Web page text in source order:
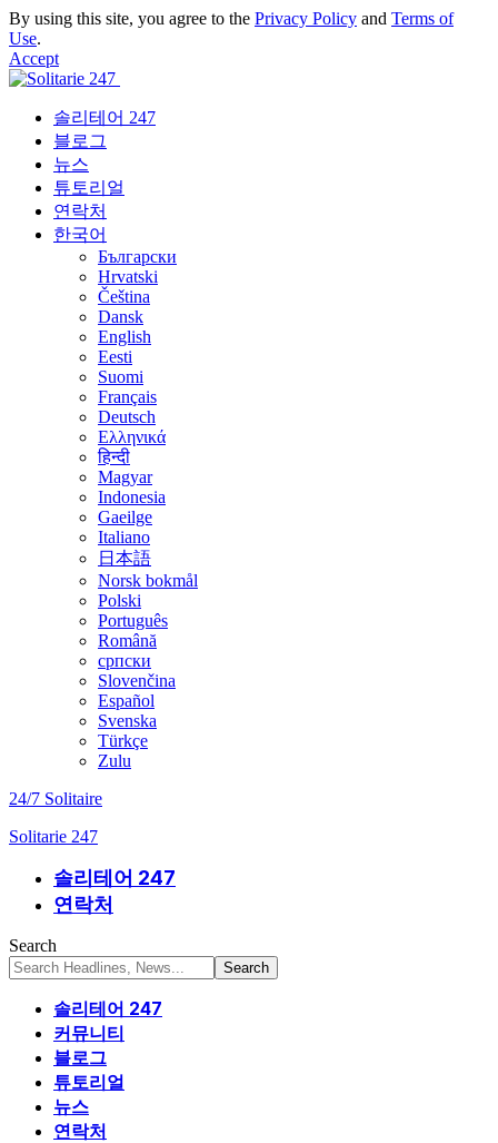
By using this site, you agree to the Privacy Policy and Terms of
Use.
Accept
솔리테어 247
블로그
뉴스
튜토리얼
연락처
한국어
Български
Hrvatski
Čeština
Dansk
English
Eesti
Suomi
Français
Deutsch
Ελληνικά
हिन्दी
Magyar
Indonesia
Gaeilge
Italiano
日本語
Norsk bokmål
Polski
Português
Română
српски
Slovenčina
Español
Svenska
Türkçe
Zulu
24/7 Solitaire
Solitarie 247
솔리테어 247
연락처
Search
솔리테어 247
커뮤니티
블로그
튜토리얼
뉴스
연락처